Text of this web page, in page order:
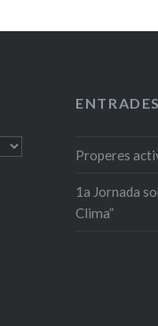
Properes
1a Jornada
Clima”